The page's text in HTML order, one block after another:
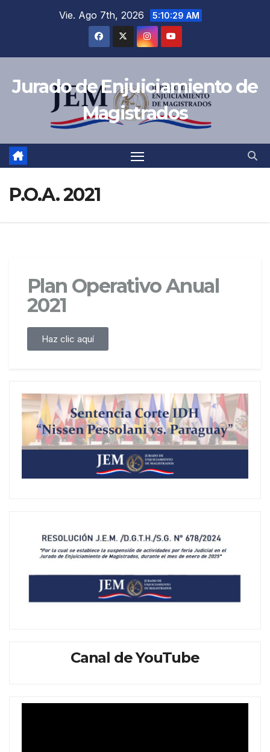
Vie. Ago 7th, 2026 5:10:29 AM
Jurado de Enjuiciamiento de
Magistrados
P.O.A. 2021
Plan Operativo Anual
2021
Haz clic aquí
Canal de YouTube